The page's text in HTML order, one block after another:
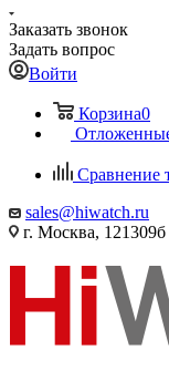
Заказать звонок
Задать вопрос
Войти
Корзина0
Сравнение
sales@hiwatch.ru
г. Москва,